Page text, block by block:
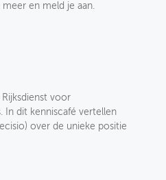
en meld je aan.
voor
In dit kenniscafé vertellen
over de unieke positie